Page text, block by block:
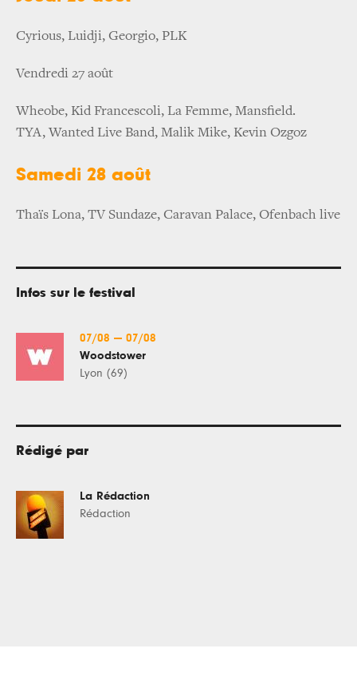
Cyrious, Luidji, Georgio, PLK
Vendredi 27 août
Wheobe, Kid Francescoli, La Femme, Mansfield.
TYA, Wanted Live Band, Malik Mike, Kevin Ozgoz
Samedi 28 août
Thaïs Lona, TV Sundaze, Caravan Palace, Ofenbach live
Infos sur le festival
07/08 — 07/08
Woodstower
Lyon (69)
Rédigé par
La Rédaction
Rédaction